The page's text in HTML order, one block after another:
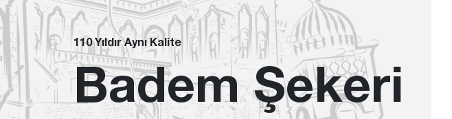
110 Yıldır Aynı Kalite
Badem Şekeri